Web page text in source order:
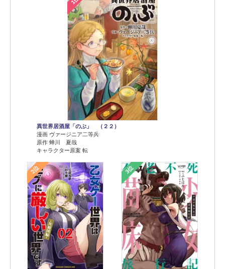
異世界居酒屋「のぶ」 （２２）
漫画 ヴァージニア二等兵
原作 蝉川 夏哉
キャラクター原案 転
2位 3位